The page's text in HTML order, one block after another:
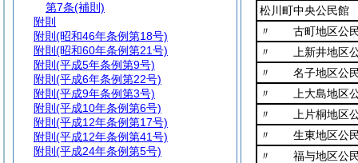
松川町中央公民館
〃 古町地区公
〃 上新井地区
〃 名子地区公
〃 上大島地区
〃 上片桐地区
〃 生東地区公
〃 福与地区公
第7条(補則)
附則
附則 (昭和46年条例第18号)
附則 (昭和60年条例第21号)
附則 (平成5年条例第9号)
附則 (平成6年条例第22号)
附則 (平成9年条例第3号)
附則 (平成10年条例第6号)
附則 (平成12年条例第17号)
附則 (平成12年条例第41号)
附則 (平成24年条例第5号)